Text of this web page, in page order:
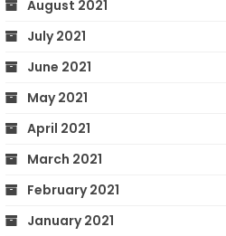
August 2021
July 2021
June 2021
May 2021
April 2021
March 2021
February 2021
January 2021